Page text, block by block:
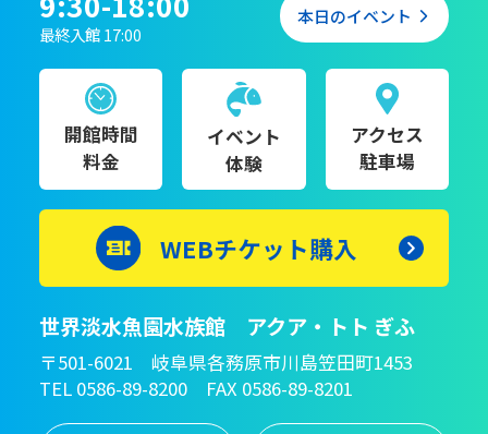
最終入館 17:00
本日のイベント
開館時間
料金
イベント
体験
アクセス
駐車場
WEBチケット購入
世界淡水魚園水族館 アクア・トト ぎふ
〒501-6021 岐阜県各務原市川島笠田町1453
TEL 0586-89-8200 FAX 0586-89-8201